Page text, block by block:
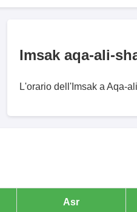
Imsak aqa-ali-
L'orario dell'Imsak a Aqa-
Asr